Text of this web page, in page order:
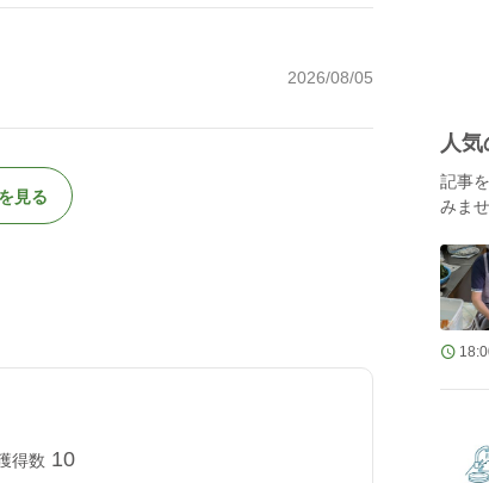
2026/08/05
見る
得数 10
人
記事
みま